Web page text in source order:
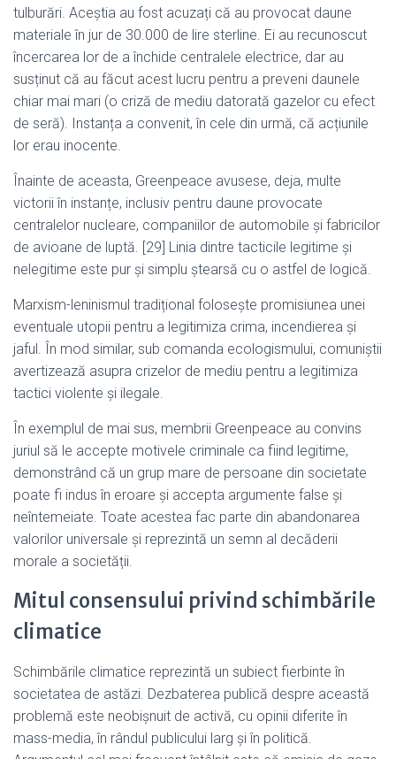
tulburări. Aceștia au fost acuzați că au provocat daune
materiale în jur de 30.000 de lire sterline. Ei au recunoscut
încercarea lor de a închide centralele electrice, dar au
susținut că au făcut acest lucru pentru a preveni daunele
chiar mai mari (o criză de mediu datorată gazelor cu efect
de seră). Instanța a convenit, în cele din urmă, că acțiunile
lor erau inocente.
Înainte de aceasta, Greenpeace avusese, deja, multe
victorii în instanțe, inclusiv pentru daune provocate
centralelor nucleare, companiilor de automobile și fabricilor
de avioane de luptă. [29] Linia dintre tacticile legitime și
nelegitime este pur și simplu ștearsă cu o astfel de logică.
Marxism-leninismul tradițional folosește promisiunea unei
eventuale utopii pentru a legitimiza crima, incendierea și
jaful. În mod similar, sub comanda ecologismului, comuniștii
avertizează asupra crizelor de mediu pentru a legitimiza
tactici violente și ilegale.
În exemplul de mai sus, membrii Greenpeace au convins
juriul să le accepte motivele criminale ca fiind legitime,
demonstrând că un grup mare de persoane din societate
poate fi indus în eroare și accepta argumente false și
neîntemeiate. Toate acestea fac parte din abandonarea
valorilor universale și reprezintă un semn al decăderii
morale a societății.
Mitul consensului privind schimbările
climatice
Schimbările climatice reprezintă un subiect fierbinte în
societatea de astăzi. Dezbaterea publică despre această
problemă este neobișnuit de activă, cu opinii diferite în
mass-media, în rândul publicului larg și în politică.